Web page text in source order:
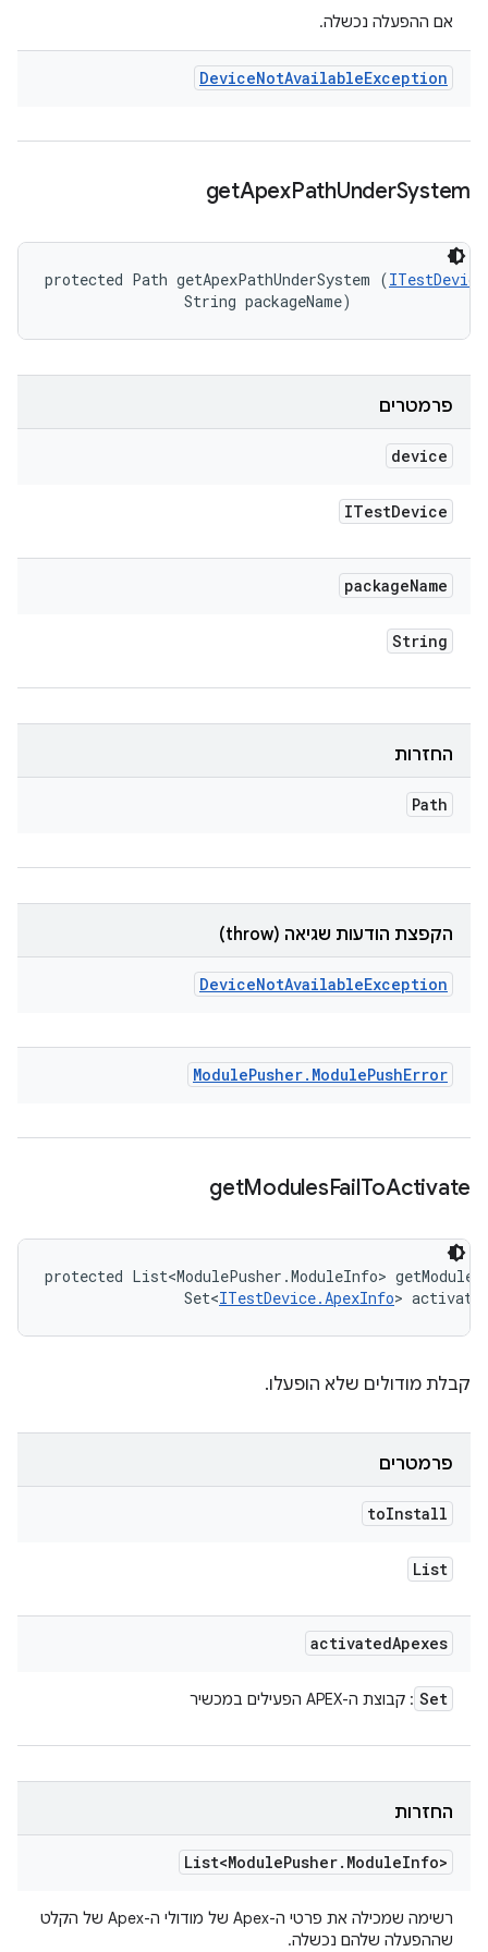
אם ההפעלה נכשלה.
DeviceNotAvailableException
getApexPathUnderSystem
protected Path getApexPathUnderSystem (ITestDevice
                String packageName)
פרמטרים
device
ITestDevice
packageName
String
החזרות
Path
הקפצת הודעות שגיאה (throw)
DeviceNotAvailableException
ModulePusher. ModulePushError
getModulesFailToActivate
protected List<ModulePusher.ModuleInfo>
                Set<
ITestDevice.ApexInfo>
קבלת מודולים שלא הופעלו.
פרמטרים
toInstall
List
activatedApexes
Set : קבוצת ה-APEX הפעילים במכשיר
החזרות
List<ModulePusher. ModuleInfo>
רשימה שמכילה את פרטי ה-Apex של מודולי ה-Apex של הקלט
שההפעלה שלהם נכשלה.